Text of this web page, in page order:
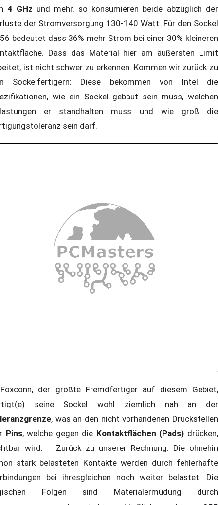
4 GHz und mehr, so konsumieren beide abzüglich der
der Stromversorgung 130-140 Watt. Für den Sockel
bedeutet dass 36% mehr Strom bei einer 30% kleineren
Dass das Material hier am äußersten Limit
ist nicht schwer zu erkennen. Kommen wir zurück zu
Sockelfertigern: Diese bekommen von Intel die
wie ein Sockel gebaut sein muss, welchen
er standhalten muss und wie groß die
sein darf.
der größte Fremdfertiger auf diesem Gebiet,
seine Sockel wohl ziemlich nah an der
, was an den nicht vorhandenen Druckstellen
Pins, welche gegen die Kontaktflächen (Pads) drücken,
wird. Zurück zu unserer Rechnung: Die ohnehin
stark belasteten Kontakte werden durch fehlerhafte
bei ihresgleichen noch weiter belastet. Die
Folgen sind Materialermüdung durch